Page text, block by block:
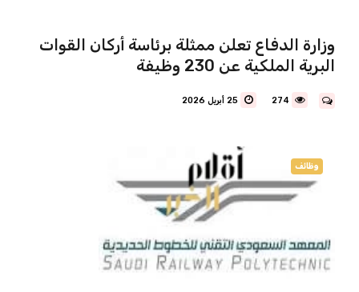
وزارة الدفاع تعلن ممثلة برئاسة أركان القوات
البرية الملكية عن 230 وظيفة
274 25 أبريل 2026
وظائف